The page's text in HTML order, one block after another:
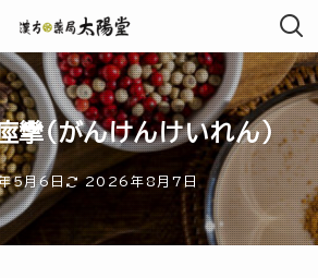
攣（がんけんけいれん）
5月6日 2026年8月7日